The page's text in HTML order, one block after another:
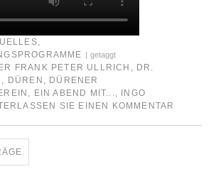
,
| getaggt
FRANK PETER ULLRICH , DR.
, DÜREN , DÜRENER
, EIN ABEND MIT...,
INGO
SIE EINEN KOMMENTAR